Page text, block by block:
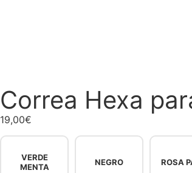
Correa Hexa
19,00€
VERDE
MENTA
NEGRO ROSA